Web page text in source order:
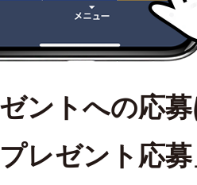
ントへの応
プレゼント応